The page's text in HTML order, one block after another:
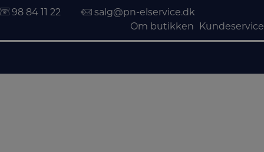
98 84 11 22
salg@pn-elservice.dk
Om butikken
Kundeservice